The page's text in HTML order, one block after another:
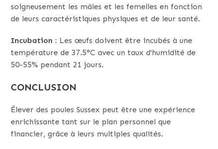
soigneusement les mâles et les femelles en fonction
de leurs caractéristiques physiques et de leur santé.
Incubation : Les œufs doivent être incubés à une
température de 37.5°C avec un taux d’humidité de
50-55% pendant 21 jours.
CONCLUSION
Élever des poules Sussex peut être une expérience
enrichissante tant sur le plan personnel que
financier, grâce à leurs multiples qualités.